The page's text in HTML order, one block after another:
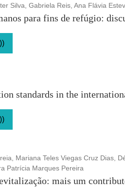
Silva, Gabriela Reis, Ana Flávia
para fins de refúgio:
standards in the
Mariana Teles Viegas Cruz Dias,
Patrícia Marques Pereira
mais um